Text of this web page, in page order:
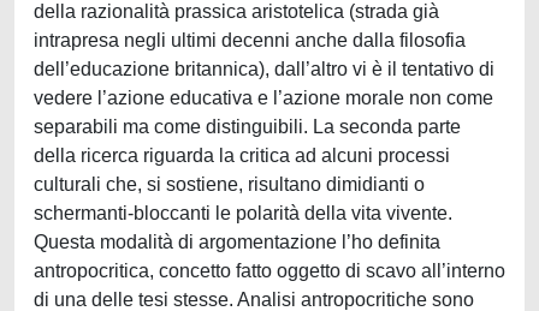
della razionalità prassica aristotelica (strada già
intrapresa negli ultimi decenni anche dalla filosofia
dell’educazione britannica), dall’altro vi è il tentativo di
vedere l’azione educativa e l’azione morale non come
separabili ma come distinguibili. La seconda parte
della ricerca riguarda la critica ad alcuni processi
culturali che, si sostiene, risultano dimidianti o
schermanti-bloccanti le polarità della vita vivente.
Questa modalità di argomentazione l’ho definita
antropocritica, concetto fatto oggetto di scavo all’interno
di una delle tesi stesse. Analisi antropocritiche sono